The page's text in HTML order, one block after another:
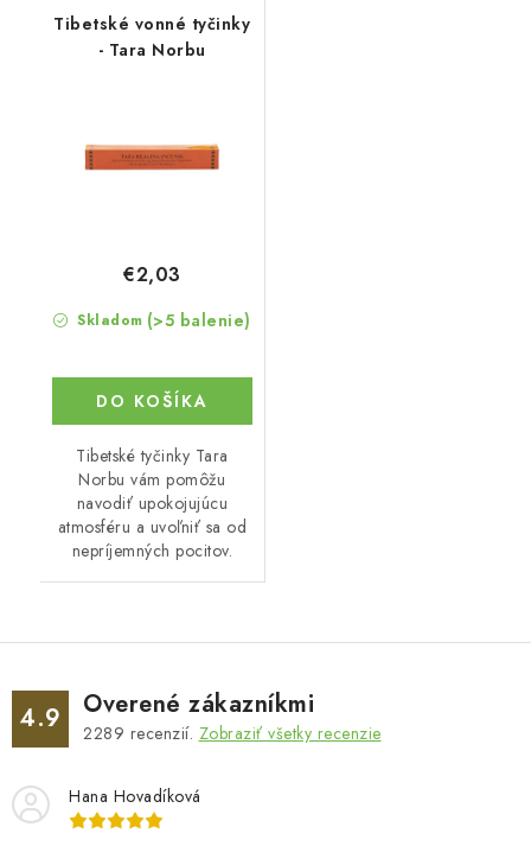
Tibetské vonné tyčinky
- Tara Norbu
Skladom (>5 balenie)
€2,03
DO KOŠÍKA
Tibetské tyčinky Tara
Norbu vám pomôžu
navodiť upokojujúcu
atmosféru a uvoľniť sa od
nepríjemných pocitov.
4.9 Overené zákazníkmi
2289 recenzií. Zobraziť všetky recenzie
Hana Hovadíková